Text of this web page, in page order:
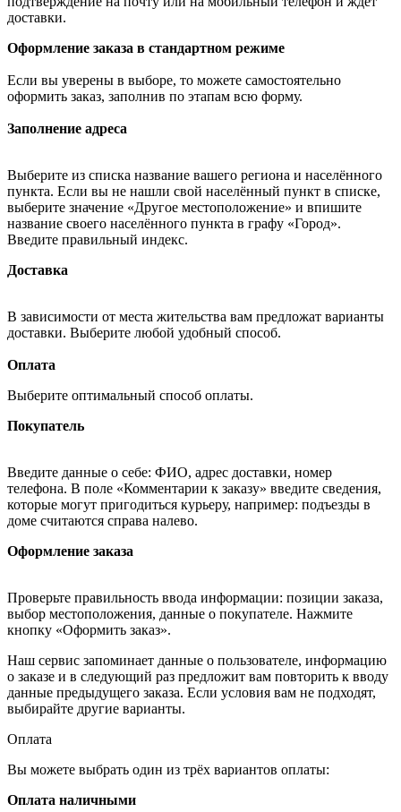
доставки.
Оформление заказа в стандартном режиме
Если вы уверены в выборе, то можете самостоятельно
оформить заказ, заполнив по этапам всю форму.
Заполнение адреса
Выберите из списка название вашего региона и населённого
пункта. Если вы не нашли свой населённый пункт в списке,
выберите значение «Другое местоположение» и впишите
название своего населённого пункта в графу «Город».
Введите правильный индекс.
Доставка
В зависимости от места жительства вам предложат варианты
доставки. Выберите любой удобный способ.
Оплата
Выберите оптимальный способ оплаты.
Покупатель
Введите данные о себе: ФИО, адрес доставки, номер
телефона. В поле «Комментарии к заказу» введите сведения,
которые могут пригодиться курьеру, например: подъезды в
доме считаются справа налево.
Оформление заказа
Проверьте правильность ввода информации: позиции заказа,
выбор местоположения, данные о покупателе. Нажмите
кнопку «Оформить заказ».
Наш сервис запоминает данные о пользователе, информацию
о заказе и в следующий раз предложит вам повторить к вводу
данные предыдущего заказа. Если условия вам не подходят,
выбирайте другие варианты.
Оплата
Вы можете выбрать один из трёх вариантов оплаты:
Оплата наличными